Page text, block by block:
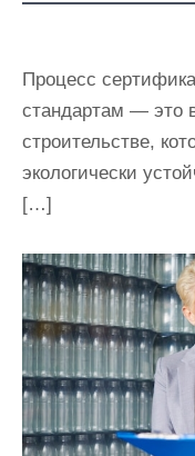
Процесс
стандартам — это
строительстве,
экологически
[…]